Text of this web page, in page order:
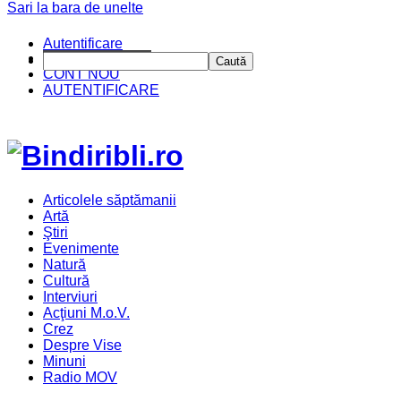
CINE SUNTEM?
CONT NOU
AUTENTIFICARE
Articolele săptămanii
Artă
Ştiri
Evenimente
Natură
Cultură
Interviuri
Acţiuni M.o.V.
Crez
Despre Vise
Minuni
Radio MOV
Sari la bara de unelte
Autentificare
Caută